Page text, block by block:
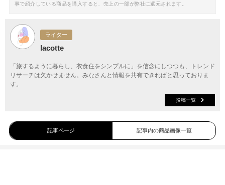
事で紹介している商品を購入すると、売上の一部が弊社に還元されます。
ライター
lacotte
「旅するように暮らし、衣食住をシンプルに」を信念にしつつも、トレンド
リサーチは欠かせません。みなさんと情報を共有できればと思っておりま
す。
投稿一覧
記事ページ 記事内の商品画像一覧